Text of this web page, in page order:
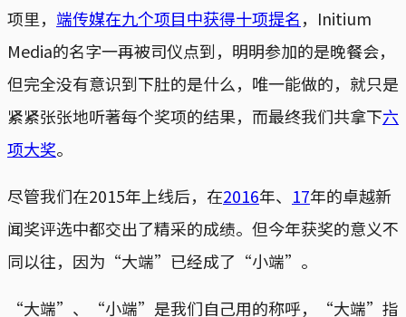
项里， 端传媒在九个项目中获得十项提名，Initium
Media的名字一再被司仪点到，明明参加的是晚餐会，
但完全没有意识到下肚的是什么，唯一能做的，就只是
紧紧张张地听著每个奖项的结果，而最终我们共拿下六
项大奖。
尽管我们在2015年上线后，在2016年、 17年的卓越新
闻奖评选中都交出了精采的成绩。但今年获奖的意义不
同以往，因为“大端”已经成了“小端”。
“大端”、“小端”是我们自己用的称呼，“大端”指